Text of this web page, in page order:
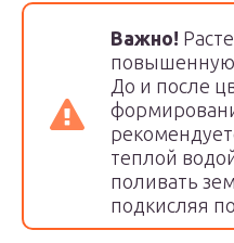
Важно!
повышенную
До и после
теплой
поливать
подкисляя